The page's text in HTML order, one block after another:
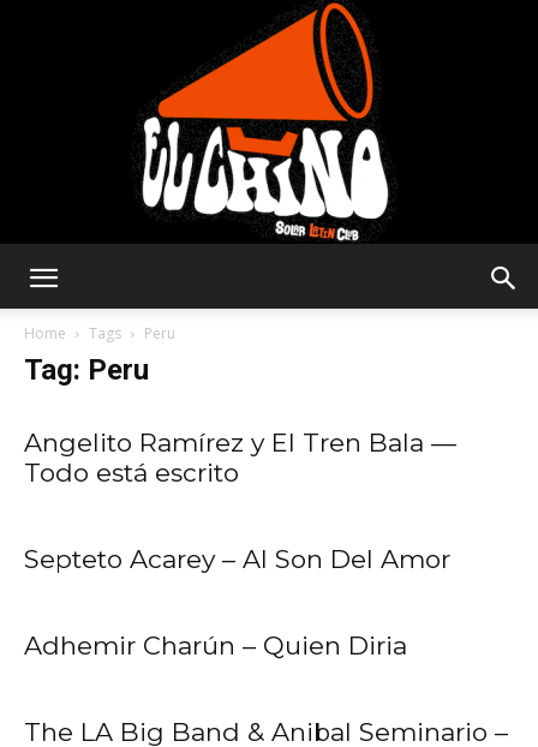
Home Tags Peru
Tag: Peru
Angelito Ramírez y El Tren Bala —
Todo está escrito
Septeto Acarey – Al Son Del Amor
Adhemir Charún – Quien Diria
The LA Big Band & Anibal Seminario –